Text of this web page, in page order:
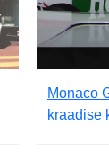
Monaco
kraadise